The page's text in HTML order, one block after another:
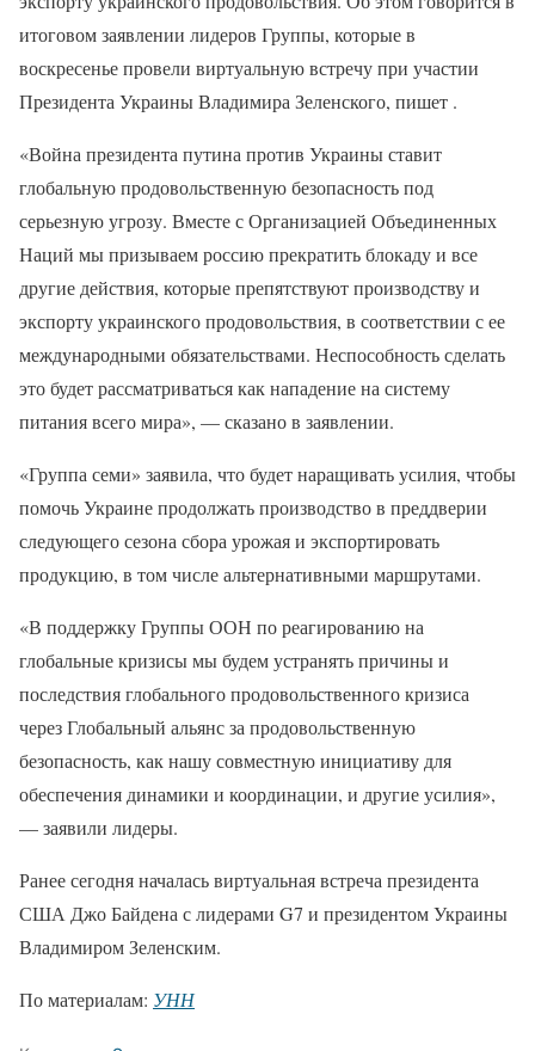
итоговом заявлении лидеров Группы, которые в
воскресенье провели виртуальную встречу при участии
Президента Украины Владимира Зеленского, пишет .
«Война президента путина против Украины ставит
глобальную продовольственную безопасность под
серьезную угрозу. Вместе с Организацией Объединенных
Наций мы призываем россию прекратить блокаду и все
другие действия, которые препятствуют производству и
экспорту украинского продовольствия, в соответствии с ее
международными обязательствами. Неспособность сделать
это будет рассматриваться как нападение на систему
питания всего мира», — сказано в заявлении.
«Группа семи» заявила, что будет наращивать усилия, чтобы
помочь Украине продолжать производство в преддверии
следующего сезона сбора урожая и экспортировать
продукцию, в том числе альтернативными маршрутами.
«В поддержку Группы ООН по реагированию на
глобальные кризисы мы будем устранять причины и
последствия глобального продовольственного кризиса
через Глобальный альянс за продовольственную
безопасность, как нашу совместную инициативу для
обеспечения динамики и координации, и другие усилия»,
— заявили лидеры.
Ранее сегодня началась виртуальная встреча президента
США Джо Байдена с лидерами G7 и президентом Украины
Владимиром Зеленским.
По материалам: УНН